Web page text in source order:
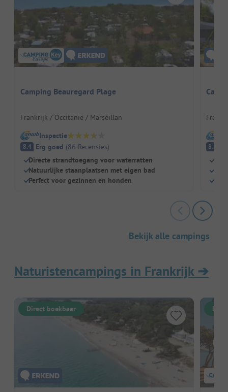
Camping Beauregard Plage
Frankrijk / Occitanië / Marseillan
Inspectie
8.4 Erg goed (86 Recensies)
Directe strandtoegang voor waterratten
Natuurlijke staanplaatsen met eigen bad
Perfect voor gezinnen en honden
8.8
Bekijk alle campings
Naturistencampings in Frankrijk➔
Direct boekbaar